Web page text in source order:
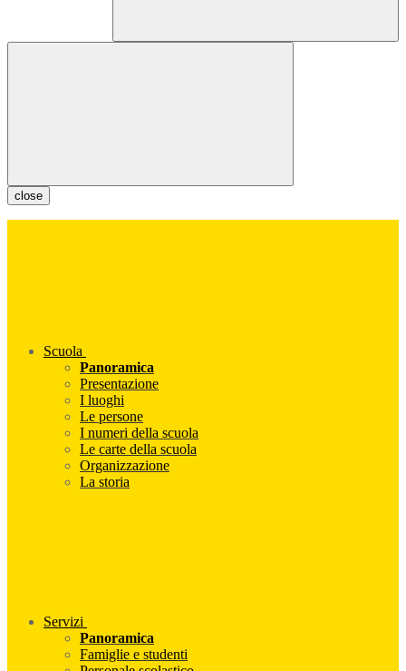
close
Scuola
Panoramica
Presentazione
I luoghi
Le persone
I numeri della scuola
Le carte della scuola
Organizzazione
La storia
Servizi
Panoramica
Famiglie e studenti